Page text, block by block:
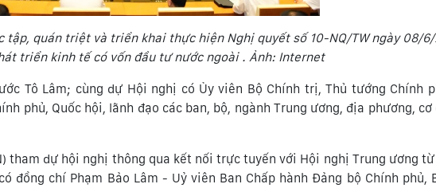
tập, quán triệt và triển khai thực hiện Nghị quyết số 10-NQ/TW ngày 08/
triển kinh tế có vốn đầu tư nước ngoài . Ảnh: Internet
Tô Lâm; cùng dự Hội nghị có Ủy viên Bộ Chính trị, Thủ tướng Chính
phủ, Quốc hội, lãnh đạo các ban, bộ, ngành Trung ương, địa phương, cơ
tham dự hội nghị thông qua kết nối trực tuyến với Hội nghị Trung ương
đồng chí Phạm Bảo Lâm - Uỷ viên Ban Chấp hành Đảng bộ Chính phủ,